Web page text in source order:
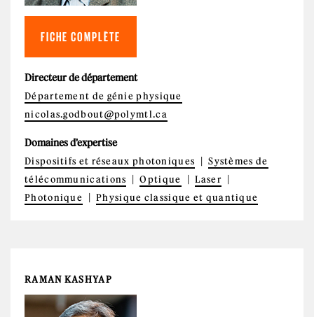
FICHE COMPLÈTE
Directeur de département
Département de génie physique
nicolas.godbout@polymtl.ca
Domaines d'expertise
Dispositifs et réseaux photoniques
Systèmes de
télécommunications
Optique
Laser
Photonique
Physique classique et quantique
RAMAN KASHYAP